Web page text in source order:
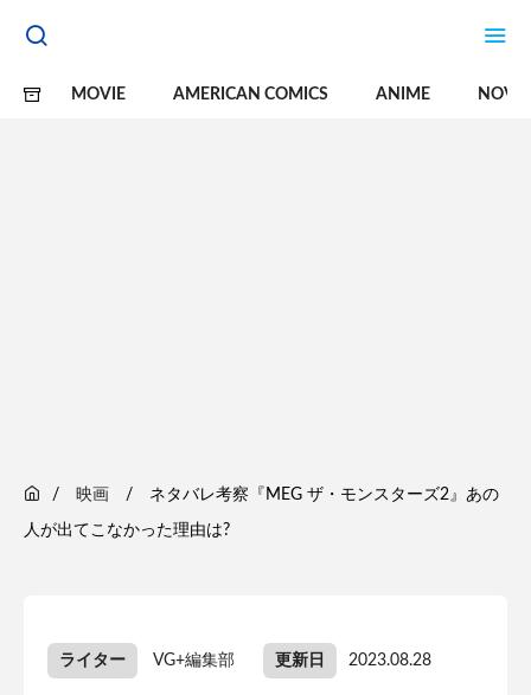
MOVIE AMERICAN COMICS ANIME
映画 ネタバレ考察『MEG ザ・モンスターズ2』あの
人が出てこなかった理由は?
ライター VG+編集部 更新日 2023.08.28